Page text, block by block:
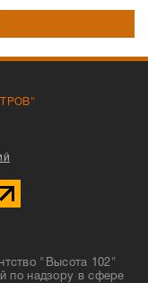
"Высота 102"
по надзору в сфере